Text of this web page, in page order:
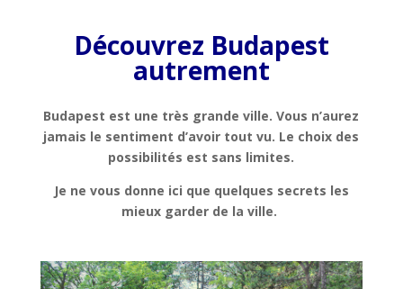
Découvrez Budapest
autrement
Budapest est une très grande ville. Vous n’aurez
jamais le sentiment d’avoir tout vu. Le choix des
possibilités est sans limites.
Je ne vous donne ici que quelques secrets les
mieux garder de la ville.